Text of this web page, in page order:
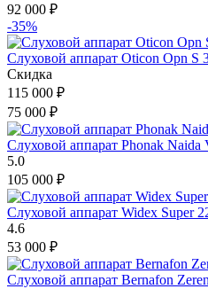
92 000 ₽
-35%
Слуховой аппарат Oticon Opn S
Скидка
115 000 ₽
75 000 ₽
Слуховой аппарат Phonak Naida
5.0
105 000 ₽
Слуховой аппарат Widex Super
4.6
53 000 ₽
Слуховой аппарат Bernafon